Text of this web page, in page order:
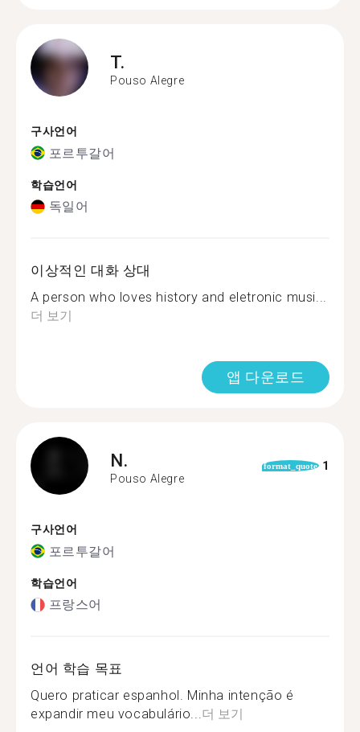
T.
Pouso Alegre
구사언어
포르투갈어
학습언어
독일어
이상적인 대화 상대
A person who loves history and eletronic musi...
더 보기
앱 다운로드
N.
Pouso Alegre
format_quote 1
구사언어
포르투갈어
학습언어
프랑스어
언어 학습 목표
Quero praticar espanhol. Minha intenção é
expandir meu vocabulário...더 보기